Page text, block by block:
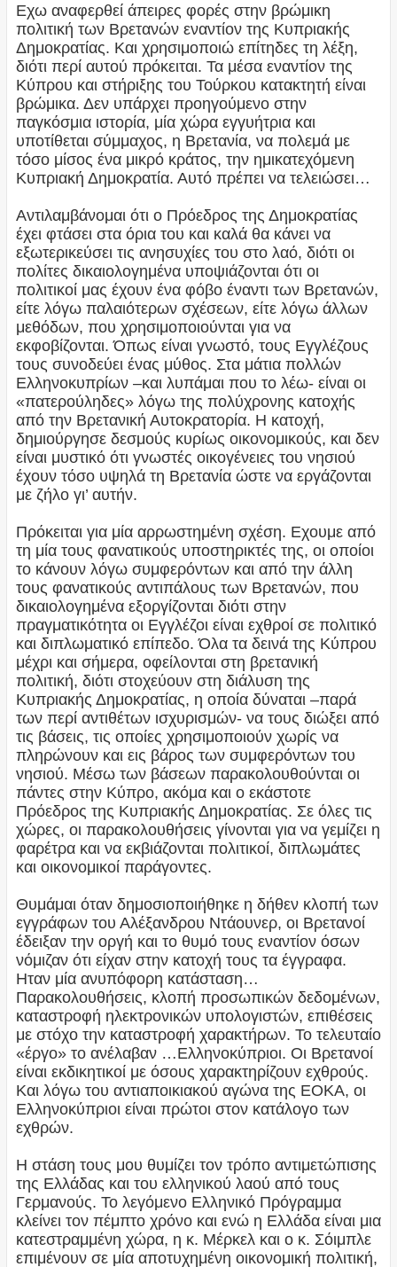
Εχω αναφερθεί άπειρες φορές στην βρώμικη
πολιτική των Βρετανών εναντίον της Κυπριακής
Δημοκρατίας. Και χρησιμοποιώ επίτηδες τη λέξη,
διότι περί αυτού πρόκειται. Τα μέσα εναντίον της
Κύπρου και στήριξης του Τούρκου κατακτητή είναι
βρώμικα. Δεν υπάρχει προηγούμενο στην
παγκόσμια ιστορία, μία χώρα εγγυήτρια και
υποτίθεται σύμμαχος, η Βρετανία, να πολεμά με
τόσο μίσος ένα μικρό κράτος, την ημικατεχόμενη
Κυπριακή Δημοκρατία. Αυτό πρέπει να τελειώσει…
Αντιλαμβάνομαι ότι ο Πρόεδρος της Δημοκρατίας
έχει φτάσει στα όρια του και καλά θα κάνει να
εξωτερικεύσει τις ανησυχίες του στο λαό, διότι οι
πολίτες δικαιολογημένα υποψιάζονται ότι οι
πολιτικοί μας έχουν ένα φόβο έναντι των Βρετανών,
είτε λόγω παλαιότερων σχέσεων, είτε λόγω άλλων
μεθόδων, που χρησιμοποιούνται για να
εκφοβίζονται. Όπως είναι γνωστό, τους Εγγλέζους
τους συνοδεύει ένας μύθος. Στα μάτια πολλών
Ελληνοκυπρίων –και λυπάμαι που το λέω- είναι οι
«πατερούληδες» λόγω της πολύχρονης κατοχής
από την Βρετανική Αυτοκρατορία. Η κατοχή,
δημιούργησε δεσμούς κυρίως οικονομικούς, και δεν
είναι μυστικό ότι γνωστές οικογένειες του νησιού
έχουν τόσο υψηλά τη Βρετανία ώστε να εργάζονται
με ζήλο γι’ αυτήν.
Πρόκειται για μία αρρωστημένη σχέση. Εχουμε από
τη μία τους φανατικούς υποστηρικτές της, οι οποίοι
το κάνουν λόγω συμφερόντων και από την άλλη
τους φανατικούς αντιπάλους των Βρετανών, που
δικαιολογημένα εξοργίζονται διότι στην
πραγματικότητα οι Εγγλέζοι είναι εχθροί σε πολιτικό
και διπλωματικό επίπεδο. Όλα τα δεινά της Κύπρου
μέχρι και σήμερα, οφείλονται στη βρετανική
πολιτική, διότι στοχεύουν στη διάλυση της
Κυπριακής Δημοκρατίας, η οποία δύναται –παρά
των περί αντιθέτων ισχυρισμών- να τους διώξει από
τις βάσεις, τις οποίες χρησιμοποιούν χωρίς να
πληρώνουν και εις βάρος των συμφερόντων του
νησιού. Μέσω των βάσεων παρακολουθούνται οι
πάντες στην Κύπρο, ακόμα και ο εκάστοτε
Πρόεδρος της Κυπριακής Δημοκρατίας. Σε όλες τις
χώρες, οι παρακολουθήσεις γίνονται για να γεμίζει η
φαρέτρα και να εκβιάζονται πολιτικοί, διπλωμάτες
και οικονομικοί παράγοντες.
Θυμάμαι όταν δημοσιοποιήθηκε η δήθεν κλοπή των
εγγράφων του Αλέξανδρου Ντάουνερ, οι Βρετανοί
έδειξαν την οργή και το θυμό τους εναντίον όσων
νόμιζαν ότι είχαν στην κατοχή τους τα έγγραφα.
Ηταν μία ανυπόφορη κατάσταση…
Παρακολουθήσεις, κλοπή προσωπικών δεδομένων,
καταστροφή ηλεκτρονικών υπολογιστών, επιθέσεις
με στόχο την καταστροφή χαρακτήρων. Το τελευταίο
«έργο» το ανέλαβαν …Ελληνοκύπριοι. Οι Βρετανοί
είναι εκδικητικοί με όσους χαρακτηρίζουν εχθρούς.
Και λόγω του αντιαποικιακού αγώνα της ΕΟΚΑ, οι
Ελληνοκύπριοι είναι πρώτοι στον κατάλογο των
εχθρών.
Η στάση τους μου θυμίζει τον τρόπο αντιμετώπισης
της Ελλάδας και του ελληνικού λαού από τους
Γερμανούς. Το λεγόμενο Ελληνικό Πρόγραμμα
κλείνει τον πέμπτο χρόνο και ενώ η Ελλάδα είναι μια
κατεστραμμένη χώρα, η κ. Μέρκελ και ο κ. Σόιμπλε
επιμένουν σε μία αποτυχημένη οικονομική πολιτική,